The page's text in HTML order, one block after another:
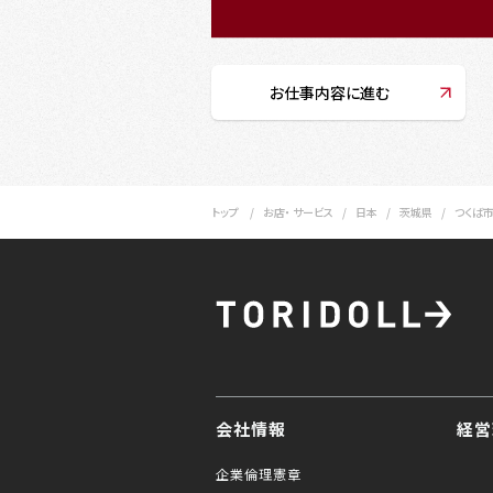
お仕事内容に進む
トップ お店・ サービス 日本 茨城県 つくば市
会社情報
企業倫理憲章
経